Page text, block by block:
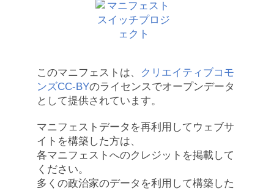
このマニフェストは、
クリエイティブコモ
ンズCC-BYのライセンスでオープンデータ
として提供されています。
マニフェストデータを再利用してウェブサ
イトを構築した方は、
各マニフェストへのクレジットを掲載して
ください。
多くの政治家のデータを利用して構築した